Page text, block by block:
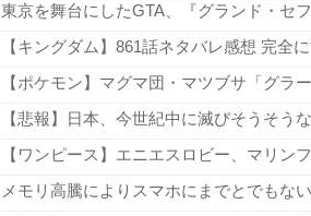
東京を舞台にしたGTA、『グランド・セ
【キングダム】861話ネタバレ感想 完全
【ポケモン】マグマ団・マツブサ「グラ
【悲報】日本、今世紀中に滅びそうそう
【ワンピース】エニエスロビー、マリ
メモリ高騰によりスマホにまでとでもな